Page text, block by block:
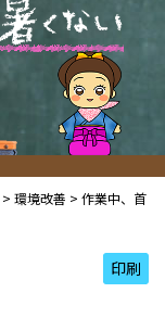
暑くない
> 環境改善 > 作業中、首
印刷